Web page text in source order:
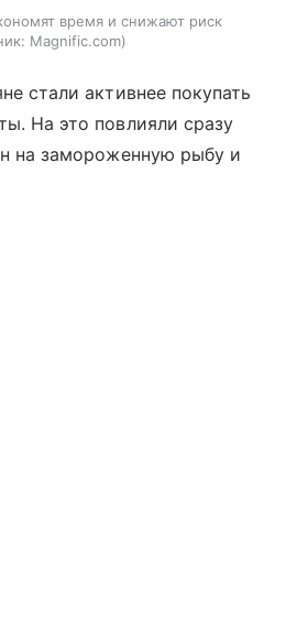
время и снижают риск
Magnific.com
стали активнее покупать
На это повлияли сразу
на замороженную рыбу и